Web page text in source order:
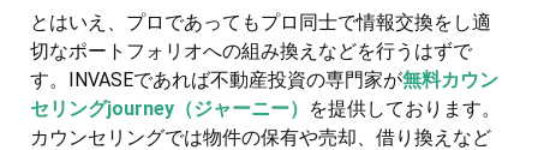
とはいえ、プロであってもプロ同士で情報交換をし適
切なポートフォリオへの組み換えなどを行うはずで
す。INVASEであれば不動産投資の専門家が無料カウン
セリングjourney（ジャーニー） を提供しております。
カウンセリングでは物件の保有や売却、借り換えなど